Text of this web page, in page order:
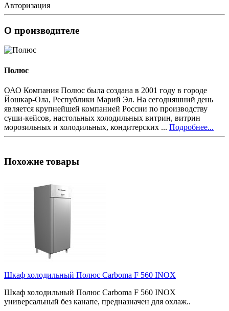
Авторизация
О производителе
Полюс
ОАО Компания Полюс была создана в 2001 году в городе
Йошкар-Ола, Республики Марий Эл. На сегодняшний день
является крупнейшей компанией России по производству
суши-кейсов, настольных холодильных витрин, витрин
морозильных и холодильных, кондитерских ... Подробнее...
Похожие товары
Шкаф холодильный Полюс Carboma F 560 INOX
Шкаф холодильный Полюс Carboma F 560 INOX
универсальный без канапе, предназначен для охлаж..